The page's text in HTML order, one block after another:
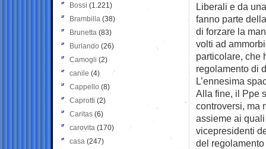
Liberali e da
fanno parte
di forzare la
volti ad
particolare, che
regolamento di
L’ennesima
Alla fine, il Ppe
controversi, ma
assieme ai
vicepresidenti
del
Bossi (1.221)
Brambilla (38)
Brunetta (83)
Burlando (26)
Camogli (2)
canile (4)
Cappello (8)
Caprotti (2)
Caritas (6)
carovita (170)
casa (247)